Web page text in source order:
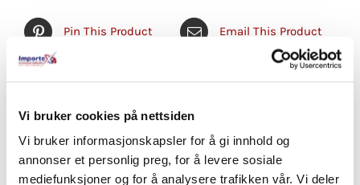
Vi bruker cookies på nettsiden
Vi bruker informasjonskapsler for å gi innhold og
annonser et personlig preg, for å levere sosiale
mediefunksjoner og for å analysere trafikken vår. Vi deler
Pin This Product Email This Product
Relaterte produkter